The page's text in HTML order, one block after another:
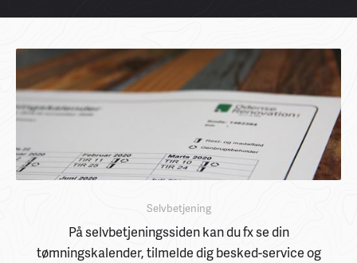
Selvbetjening
På selvbetjeningssiden kan du fx se din
tømningskalender, tilmelde dig besked-service og